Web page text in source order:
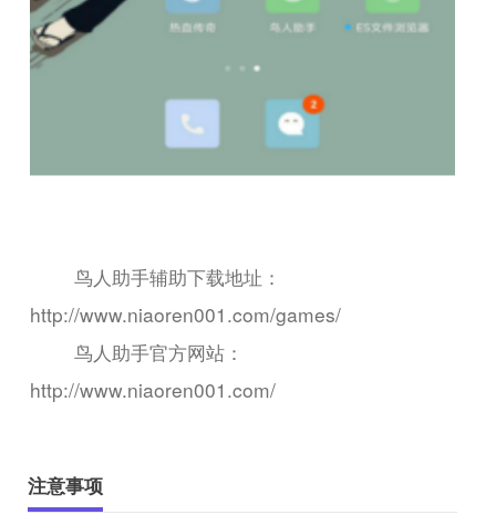
鸟人助手辅助下载地址：
http://www.niaoren001.com/games/
鸟人助手官方网站：
http://www.niaoren001.com/
注意事项